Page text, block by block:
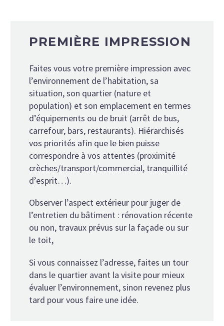
PREMIÈRE IMPRESSION
Faites vous votre première impression avec
l’environnement de l’habitation, sa
situation, son quartier (nature et
population) et son emplacement en termes
d’équipements ou de bruit (arrêt de bus,
carrefour, bars, restaurants). Hiérarchisés
vos priorités afin que le bien puisse
correspondre à vos attentes (proximité
crèches/transport/commercial, tranquillité
d’esprit…).
Observer l’aspect extérieur pour juger de
l’entretien du bâtiment : rénovation récente
ou non, travaux prévus sur la façade ou sur
le toit,
Si vous connaissez l’adresse, faites un tour
dans le quartier avant la visite pour mieux
évaluer l’environnement, sinon revenez plus
tard pour vous faire une idée.